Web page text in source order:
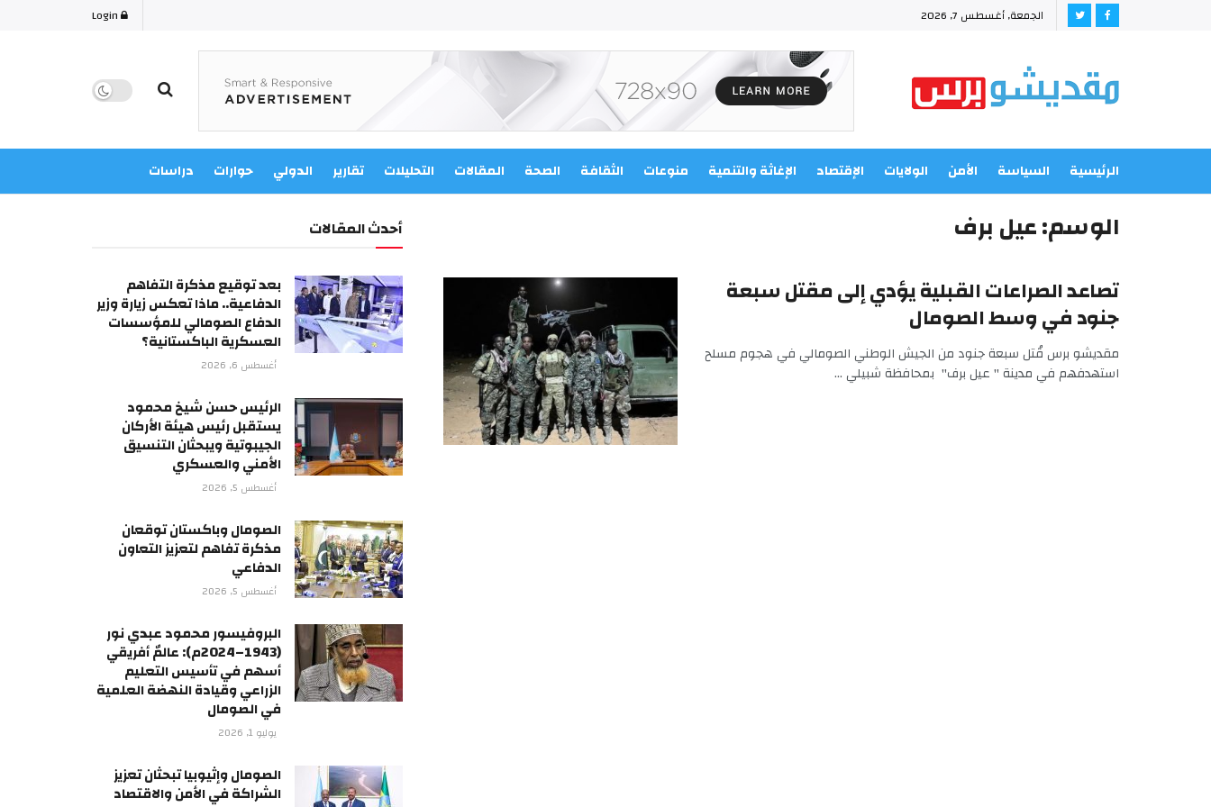
الجمعة, أغسطس 7, 2026
الرئيسية السياسة الأمن الولايات الإقتصاد الإغاثة والتنمية منوعات الثقافة الصحة المقالات التحليلات تقارير الدولي حوارات دراسات
الوسم:عيل برف
تصاعد الصراعات القبلية يؤدي إلى مقتل سبعة
جنود في وسط الصومال
مقديشو برس قُتل سبعة جنود من الجيش الوطني الصومالي في هجوم مسلح
استهدفهم في مدينة " عيل برف" بمحافظة شبيلي ...
أحدث المقالات
بعد توقيع مذكرة التفاهم
الدفاعية.. ماذا تعكس زيارة وزير
الدفاع الصومالي للمؤسسات
العسكرية الباكستانية؟
أغسطس 6, 2026
الرئيس حسن شيخ محمود
يستقبل رئيس هيئة الأركان
الجيبوتية ويبحثان التنسيق
الأمني والعسكري
أغسطس 5, 2026
الصومال وباكستان توقعان
مذكرة تفاهم لتعزيز التعاون
الدفاعي
أغسطس 5, 2026
البروفيسور محمود عبدي نور
(1943–2024م): عالمٌ أفريقي
أسهم في تأسيس التعليم
الزراعي وقيادة النهضة العلمية
في الصومال
يوليو 1, 2026
الصومال وإثيوبيا تبحثان تعزيز
الشراكة في الأمن والاقتصاد